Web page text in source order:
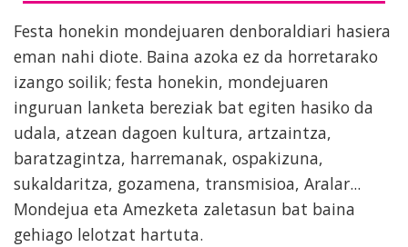
Festa honekin mondejuaren denboraldiari hasiera
eman nahi diote. Baina azoka ez da horretarako
izango soilik; festa honekin, mondejuaren
inguruan lanketa bereziak bat egiten hasiko da
udala, atzean dagoen kultura, artzaintza,
baratzagintza, harremanak, ospakizuna,
sukaldaritza, gozamena, transmisioa, Aralar...
Mondejua eta Amezketa zaletasun bat baina
gehiago lelotzat hartuta.